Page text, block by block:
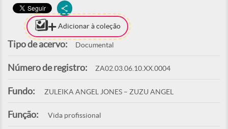
Adicionar à coleção
Tipo de acervo: Documental
Número de registro: ZA02.03.06.10.XX.0004
Fundo: ZULEIKA ANGEL JONES – ZUZU ANGEL
Função: Vida profissional